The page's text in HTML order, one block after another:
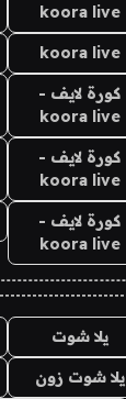
koora live
koora live
كورة لايف -
koora live
كورة لايف -
koora live
كورة لايف -
koora live
يلا شوت
يلا شوت زون